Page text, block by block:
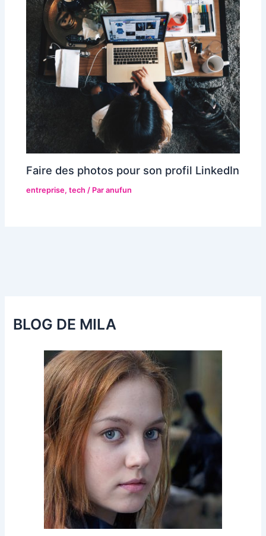
Faire des photos pour son profil LinkedIn
entreprise,tech / Paranufun
BLOG DE MILA